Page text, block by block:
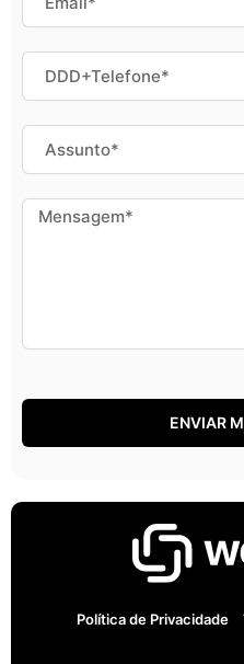
ENVIAR
Política de Privacidade